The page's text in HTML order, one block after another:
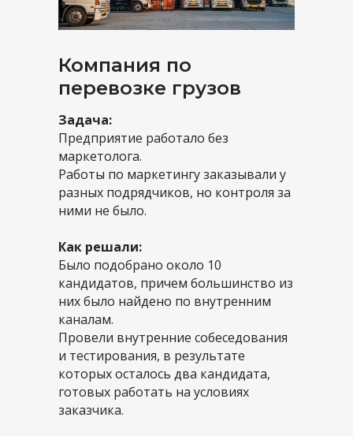
Компания по
перевозке грузов
Задача:
Предприятие работало без
маркетолога.
Работы по маркетингу заказывали у
разных подрядчиков, но контроля за
ними не было.
Как решали:
Было подобрано около 10
кандидатов, причем большинство из
них было найдено по внутренним
каналам.
Провели внутренние собеседования
и тестирования, в результате
которых осталось два кандидата,
готовых работать на условиях
заказчика.